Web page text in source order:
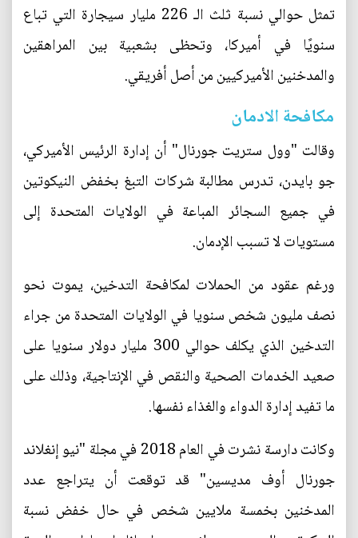
تمثل حوالي نسبة ثلث الـ 226 مليار سيجارة التي تباع
سنويًا في أميركا، وتحظى بشعبية بين المراهقين
والمدخنين الأميركيين من أصل أفريقي.
مكافحة الادمان
وقالت "وول ستريت جورنال" أن إدارة الرئيس الأميركي،
جو بايدن، تدرس مطالبة شركات التبغ بخفض النيكوتين
في جميع السجائر المباعة في الولايات المتحدة إلى
مستويات لا تسبب الإدمان.
ورغم عقود من الحملات لمكافحة التدخين، يموت نحو
نصف مليون شخص سنويا في الولايات المتحدة من جراء
التدخين الذي يكلف حوالي 300 مليار دولار سنويا على
صعيد الخدمات الصحية والنقص في الإنتاجية، وذلك على
ما تفيد إدارة الدواء والغذاء نفسها.
وكانت دارسة نشرت في العام 2018 في مجلة "نيو إنغلاند
جورنال أوف مديسين" قد توقعت أن يتراجع عدد
المدخنين بخمسة ملايين شخص في حال خفض نسبة